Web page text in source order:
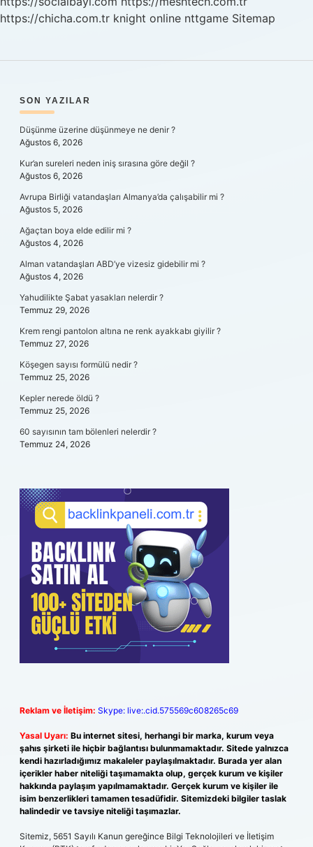
https://chicha.com.tr knight online nttgame Sitemap
SIDEBAR
SON YAZILAR
Düşünme üzerine düşünmeye ne denir ?
Ağustos 6, 2026
Kur’an sureleri neden iniş sırasına göre değil ?
Ağustos 6, 2026
Avrupa Birliği vatandaşları Almanya’da çalışabilir mi ?
Ağustos 5, 2026
Ağaçtan boya elde edilir mi ?
Ağustos 4, 2026
Alman vatandaşları ABD’ye vizesiz gidebilir mi ?
Ağustos 4, 2026
Yahudilikte Şabat yasakları nelerdir ?
Temmuz 29, 2026
Krem rengi pantolon altına ne renk ayakkabı giyilir ?
Temmuz 27, 2026
Köşegen sayısı formülü nedir ?
Temmuz 25, 2026
Kepler nerede öldü ?
Temmuz 25, 2026
60 sayısının tam bölenleri nelerdir ?
Temmuz 24, 2026
Reklam ve İletişim: Skype: live:.cid.575569c608265c69
Yasal Uyarı: Bu internet sitesi, herhangi bir marka, kurum veya
şahıs şirketi ile hiçbir bağlantısı bulunmamaktadır. Sitede yalnızca
kendi hazırladığımız makaleler paylaşılmaktadır. Burada yer alan
içerikler haber niteliği taşımamakta olup, gerçek kurum ve kişiler
hakkında paylaşım yapılmamaktadır. Gerçek kurum ve kişiler ile
isim benzerlikleri tamamen tesadüfidir. Sitemizdeki bilgiler taslak
halindedir ve tavsiye niteliği taşımazlar.
Sitemiz, 5651 Sayılı Kanun gereğince Bilgi Teknolojileri ve İletişim